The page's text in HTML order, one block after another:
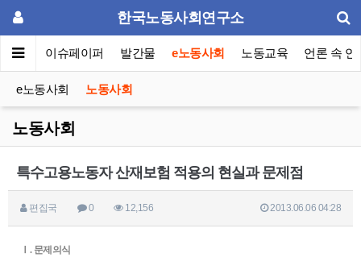
한국노동사회연구소
포럼 이슈페이퍼 발간물 e노동사회 노동교육 언론 속 연
e노동사회 노동사회
노동사회
특수고용노동자 산재보험 적용의 현실과 문제점
편집국 0 12,156 2013.06.06 04:28
Ⅰ. 문제의식